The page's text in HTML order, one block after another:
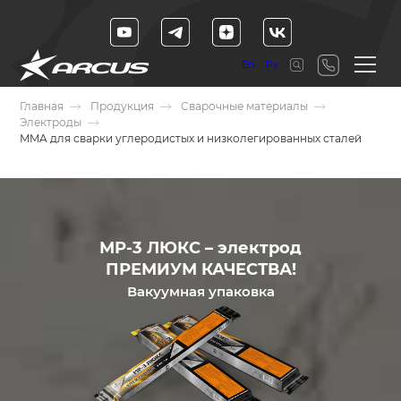
En Ру
Главная Продукция
Сварочные материалы
Электроды
MMA для сварки углеродистых и низколегированных сталей
МР-3 ЛЮКС – электрод
ПРЕМИУМ КАЧЕСТВА!
Вакуумная упаковка